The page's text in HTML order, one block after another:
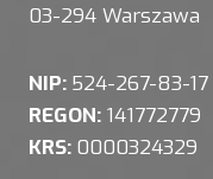
03-294 Warszawa
NIP: 524-267-83-17
REGON: 141772779
KRS: 0000324329